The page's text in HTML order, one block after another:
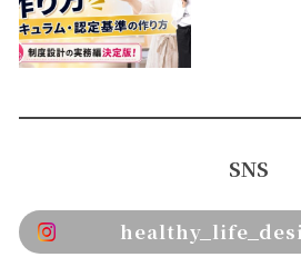
SNS